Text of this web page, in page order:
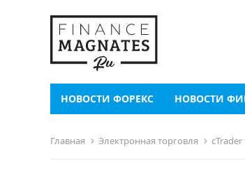
НОВОСТИ ФОРЕКС НОВОСТИ
Главная Электронная торговля